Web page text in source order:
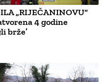
„RIJEČANINOVU“
4 godine
brže’